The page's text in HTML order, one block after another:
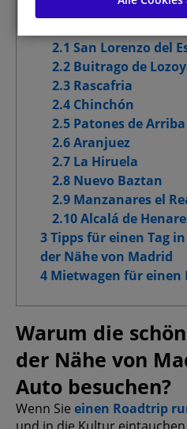
2 Die schönsten
2.1 San Lorenzo del
2.2 Buitrago de
2.3 Rascafria
2.4 Chinchón
2.5 Patones de Arriba
2.6 Aranjuez
2.7 La Hiruela
2.8 Nuevo Baztan
2.9 Manzanares el
2.10 Alcalá de
3 Tipps für einen Tag
der Nähe von Madrid
4 Mietwagen für einen
Warum die
der Nähe von
Auto besuchen?
Wenn Sie einen Roadtrip
Leistungs-Cookies
Funktionelle Cookies
Cookies für
Erweiterte Werbe-Cookies
Meine
Alle